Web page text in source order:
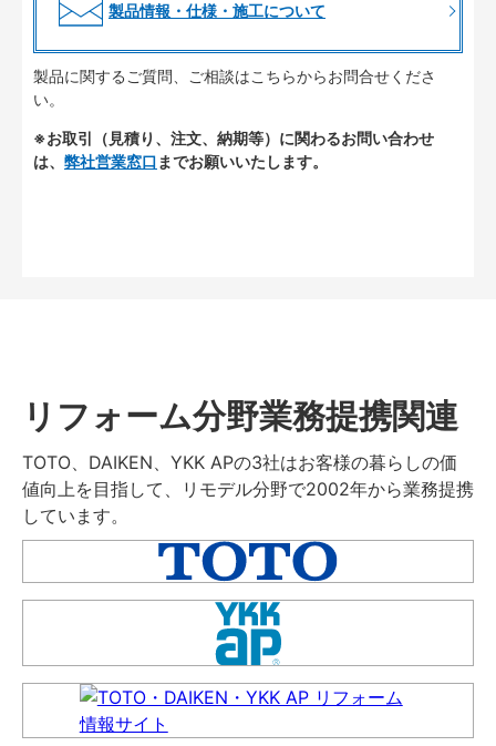
製品情報・仕様・施工について
製品に関するご質問、ご相談はこちらからお問合せくださ
い。
※お取引（見積り、注文、納期等）に関わるお問い合わせ
は、 弊社営業窓口 までお願いいたします。
リフォーム分野業務提携関連
TOTO、DAIKEN、YKK APの3社はお客様の暮らしの価
値向上を目指して、リモデル分野で2002年から業務提携
しています。